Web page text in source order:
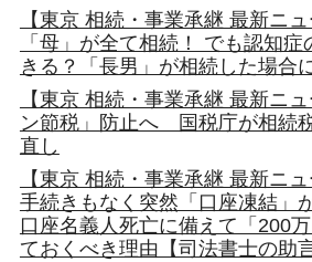
【東京 相続・事業承継 最新ニ
「母」が全て相続！ でも認知
きる？「長男」が相続した場合
【東京 相続・事業承継 最新ニ
ン節税」防止へ 国税庁が相続
直し
【東京 相続・事業承継 最新ニ
手続きもなく突然「口座凍結」
口座名義人死亡に備えて「200
ておくべき理由【司法書士の助言